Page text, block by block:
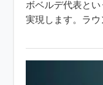
ボベルデ代表と
実現します。ラ